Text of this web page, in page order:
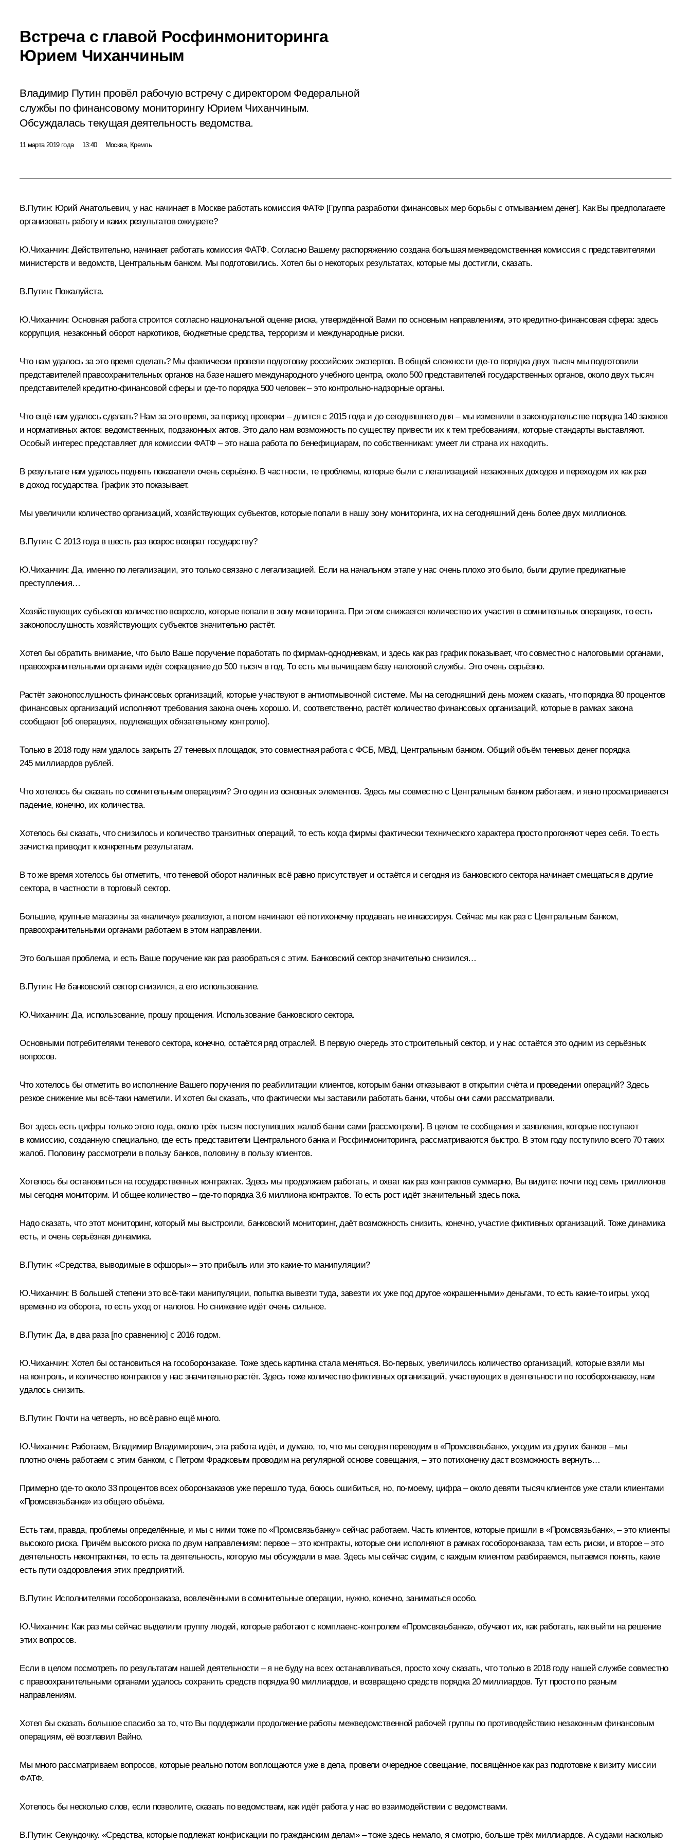
Встреча с главой Росфинмониторинга
Юрием Чиханчиным
Владимир Путин провёл рабочую встречу с директором Федеральной
службы по финансовому мониторингу Юрием Чиханчиным.
Обсуждалась текущая деятельность ведомства.
11 марта 2019 года 13:40 Москва, Кремль
В.Путин: Юрий Анатольевич, у нас начинает в Москве работать комиссия ФАТФ [Группа разработки финансовых мер борьбы с отмыванием денег]. Как Вы предполагаете
организовать работу и каких результатов ожидаете?
Ю.Чиханчин:Действительно, начинает работать комиссия ФАТФ. Согласно Вашему распоряжению создана большая межведомственная комиссия с представителями
министерств и ведомств, Центральным банком. Мы подготовились. Хотел бы о некоторых результатах, которые мы достигли, сказать.
В.Путин: Пожалуйста.
Ю.Чиханчин:Основная работа строится согласно национальной оценке риска, утверждённой Вами по основным направлениям, это кредитно-финансовая сфера: здесь
коррупция, незаконный оборот наркотиков, бюджетные средства, терроризм и международные риски.
Что нам удалось за это время сделать? Мы фактически провели подготовку российских экспертов. В общей сложности где‑то порядка двух тысяч мы подготовили
представителей правоохранительных органов на базе нашего международного учебного центра, около 500 представителей государственных органов, около двух тысяч
представителей кредитно‑финансовой сферы и где‑то порядка 500 человек – это контрольно‑надзорные органы.
Что ещё нам удалось сделать? Нам за это время, за период проверки – длится с 2015 года и до сегодняшнего дня – мы изменили в законодательстве порядка 140 законов
и нормативных актов: ведомственных, подзаконных актов. Это дало нам возможность по существу привести их к тем требованиям, которые стандарты выставляют.
Особый интерес представляет для комиссии ФАТФ – это наша работа по бенефициарам, по собственникам: умеет ли страна их находить.
В результате нам удалось поднять показатели очень серьёзно. В частности, те проблемы, которые были с легализацией незаконных доходов и переходом их как раз
в доход государства. График это показывает.
Мы увеличили количество организаций, хозяйствующих субъектов, которые попали в нашу зону мониторинга, их на сегодняшний день более двух миллионов.
В.Путин: С 2013 года в шесть раз возрос возврат государству?
Ю.Чиханчин:Да, именно по легализации, это только связано с легализацией. Если на начальном этапе у нас очень плохо это было, были другие предикатные
преступления…
Хозяйствующих субъектов количество возросло, которые попали в зону мониторинга. При этом снижается количество их участия в сомнительных операциях, то есть
законопослушность хозяйствующих субъектов значительно растёт.
Хотел бы обратить внимание, что было Ваше поручение поработать по фирмам‑однодневкам, и здесь как раз график показывает, что совместно с налоговыми органами,
правоохранительными органами идёт сокращение до 500 тысяч в год. То есть мы вычищаем базу налоговой службы. Это очень серьёзно.
Растёт законопослушность финансовых организаций, которые участвуют в антиотмывочной системе. Мы на сегодняшний день можем сказать, что порядка 80 процентов
финансовых организаций исполняют требования закона очень хорошо. И, соответственно, растёт количество финансовых организаций, которые в рамках закона
сообщают [об операциях, подлежащих обязательному контролю].
Только в 2018 году нам удалось закрыть 27 теневых площадок, это совместная работа с ФСБ, МВД, Центральным банком. Общий объём теневых денег порядка
245 миллиардов рублей.
Что хотелось бы сказать по сомнительным операциям? Это один из основных элементов. Здесь мы совместно с Центральным банком работаем, и явно просматривается
падение, конечно, их количества.
Хотелось бы сказать, что снизилось и количество транзитных операций, то есть когда фирмы фактически технического характера просто прогоняют через себя. То есть
зачистка приводит к конкретным результатам.
В то же время хотелось бы отметить, что теневой оборот наличных всё равно присутствует и остаётся и сегодня из банковского сектора начинает смещаться в другие
сектора, в частности в торговый сектор.
Большие, крупные магазины за «наличку» реализуют, а потом начинают её потихонечку продавать не инкассируя. Сейчас мы как раз с Центральным банком,
правоохранительными органами работаем в этом направлении.
Это большая проблема, и есть Ваше поручение как раз разобраться с этим. Банковский сектор значительно снизился…
В.Путин: Не банковский сектор снизился, а его использование.
Ю.Чиханчин:Да, использование, прошу прощения. Использование банковского сектора.
Основными потребителями теневого сектора, конечно, остаётся ряд отраслей. В первую очередь это строительный сектор, и у нас остаётся это одним из серьёзных
вопросов.
Что хотелось бы отметить во исполнение Вашего поручения по реабилитации клиентов, которым банки отказывают в открытии счёта и проведении операций? Здесь
резкое снижение мы всё‑таки наметили. И хотел бы сказать, что фактически мы заставили работать банки, чтобы они сами рассматривали.
Вот здесь есть цифры только этого года, около трёх тысяч поступивших жалоб банки сами [рассмотрели]. В целом те сообщения и заявления, которые поступают
в комиссию, созданную специально, где есть представители Центрального банка и Росфинмониторинга, рассматриваются быстро. В этом году поступило всего 70 таких
жалоб. Половину рассмотрели в пользу банков, половину в пользу клиентов.
Хотелось бы остановиться на государственных контрактах. Здесь мы продолжаем работать, и охват как раз контрактов суммарно, Вы видите: почти под семь триллионов
мы сегодня мониторим. И общее количество – где‑то порядка 3,6 миллиона контрактов. То есть рост идёт значительный здесь пока.
Надо сказать, что этот мониторинг, который мы выстроили, банковский мониторинг, даёт возможность снизить, конечно, участие фиктивных организаций. Тоже динамика
есть, и очень серьёзная динамика.
В.Путин: «Средства, выводимые в офшоры» – это прибыль или это какие‑то манипуляции?
Ю.Чиханчин: В большей степени это всё‑таки манипуляции, попытка вывезти туда, завезти их уже под другое «окрашенными» деньгами, то есть какие‑то игры, уход
временно из оборота, то есть уход от налогов. Но снижение идёт очень сильное.
В.Путин: Да, в два раза [по сравнению] с 2016 годом.
Ю.Чиханчин: Хотел бы остановиться на гособоронзаказе. Тоже здесь картинка стала меняться. Во‑первых, увеличилось количество организаций, которые взяли мы
на контроль, и количество контрактов у нас значительно растёт. Здесь тоже количество фиктивных организаций, участвующих в деятельности по гособоронзаказу, нам
удалось снизить.
В.Путин: Почти на четверть, но всё равно ещё много.
Ю.Чиханчин: Работаем, Владимир Владимирович, эта работа идёт, и думаю, то, что мы сегодня переводим в «Промсвязьбанк», уходим из других банков – мы
плотно очень работаем с этим банком, с Петром Фрадковым проводим на регулярной основе совещания, – это потихонечку даст возможность вернуть…
Примерно где‑то около 33 процентов всех оборонзаказов уже перешло туда, боюсь ошибиться, но, по‑моему, цифра – около девяти тысяч клиентов уже стали клиентами
«Промсвязьбанка» из общего объёма.
Есть там, правда, проблемы определённые, и мы с ними тоже по «Промсвязьбанку» сейчас работаем. Часть клиентов, которые пришли в «Промсвязьбанк», – это клиенты
высокого риска. Причём высокого риска по двум направлениям: первое – это контракты, которые они исполняют в рамках гособоронзаказа, там есть риски, и второе – это
деятельность неконтрактная, то есть та деятельность, которую мы обсуждали в мае. Здесь мы сейчас сидим, с каждым клиентом разбираемся, пытаемся понять, какие
есть пути оздоровления этих предприятий.
В.Путин: Исполнителями гособоронзаказа, вовлечёнными в сомнительные операции, нужно, конечно, заниматься особо.
Ю.Чиханчин: Как раз мы сейчас выделили группу людей, которые работают с комплаенс-контролем «Промсвязьбанка», обучают их, как работать, как выйти на решение
этих вопросов.
Если в целом посмотреть по результатам нашей деятельности – я не буду на всех останавливаться, просто хочу сказать, что только в 2018 году нашей службе совместно
с правоохранительными органами удалось сохранить средств порядка 90 миллиардов, и возвращено средств порядка 20 миллиардов. Тут просто по разным
направлениям.
Хотел бы сказать большое спасибо за то, что Вы поддержали продолжение работы межведомственной рабочей группы по противодействию незаконным финансовым
операциям, её возглавил Вайно.
Мы много рассматриваем вопросов, которые реально потом воплощаются уже в дела, провели очередное совещание, посвящённое как раз подготовке к визиту миссии
ФАТФ.
Хотелось бы несколько слов, если позволите, сказать по ведомствам, как идёт работа у нас во взаимодействии с ведомствами.
В.Путин: Секундочку. «Средства, которые подлежат конфискации по гражданским делам» – тоже здесь немало, я смотрю, больше трёх миллиардов. А судами насколько